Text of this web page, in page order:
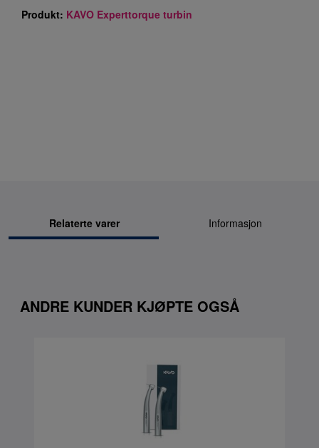
Produkt: KAVO Experttorque turbin
Relaterte varer Informasjon
ANDRE KUNDER KJØPTE OGSÅ